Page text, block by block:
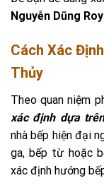
Nguyễn Dũng
Cách Xác
Thủy
Theo quan niệm
xác định dựa
nhà bếp hiện đại
ga, bếp từ hoặc
xác định hướng